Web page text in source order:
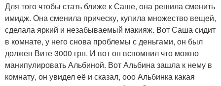
Для того чтобы стать ближе к Саше, она решила сменить
имидж. Она сменила прическу, купила множество вещей,
сделала яркий и незабываемый макияж. Вот Саша сидит
в комнате, у него снова проблемы с деньгами, он был
должен Вите 3000 грн. И вот он вспомнил что можно
манипулировать Альбиной. Вот Альбина зашла к нему в
комнату, он увидел её и сказал, ооо Альбинка какая